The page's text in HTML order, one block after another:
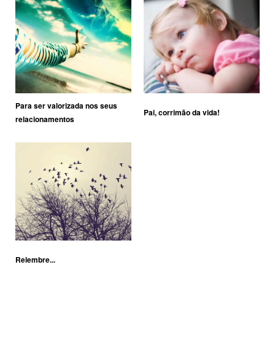
Para ser valorizada nos seus
relacionamentos
Pai, corrimão da vida!
Relembre...